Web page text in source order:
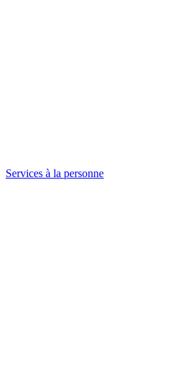
Services à la personne